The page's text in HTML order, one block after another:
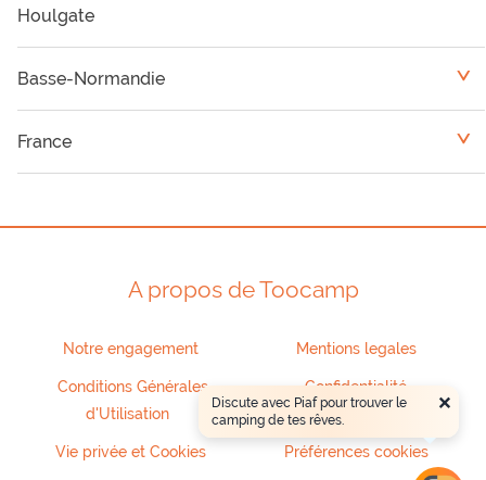
Houlgate
Basse-Normandie <
France <
A propos de Toocamp
Notre engagement Mentions legales
Conditions Générales
d'Utilisation
Confidentialité
Vie privée et Cookies Préférences cookies
×
Discute avec Piaf pour trouver le
camping de tes rêves.